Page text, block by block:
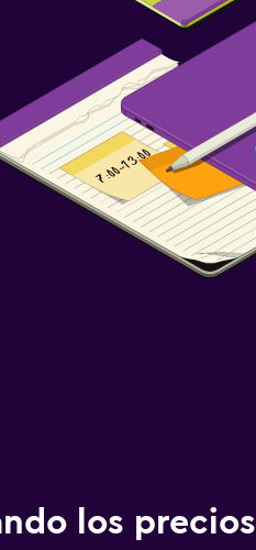
los precios